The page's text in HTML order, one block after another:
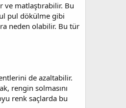
ve matlaştırabilir. Bu
pul dökülme gibi
neden olabilir. Bu tür
de azaltabilir.
rengin solmasını
renk saçlarda bu